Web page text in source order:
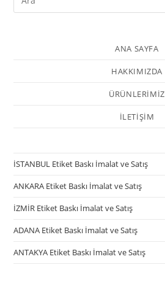
ANA SAYFA
HAKKIMIZDA
ÜRÜNLERİMİZ
İLETİŞİM
İSTANBUL Etiket Baskı İmalat ve Satış
ANKARA Etiket Baskı İmalat ve Satış
İZMİR Etiket Baskı İmalat ve Satış
ADANA Etiket Baskı İmalat ve Satış
ANTAKYA Etiket Baskı İmalat ve Satış